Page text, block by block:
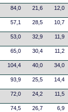
84,0 21,6 12,0
57,1 28,5 10,7
53,0 32,9 11,9
65,0 30,4 11,2
104,4 40,0 34,0
93,9 25,5 14,4
72,0 24,2 11,5
74,5 26,7 6,9